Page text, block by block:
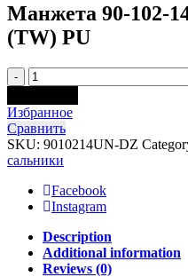
Манжета 90-102-
(TW) PU
Quantity
Избранное
Сравнить
SKU: 9010214UN-DZ
сальники
Facebook
Instagram
Description
Additional information
Reviews (0)